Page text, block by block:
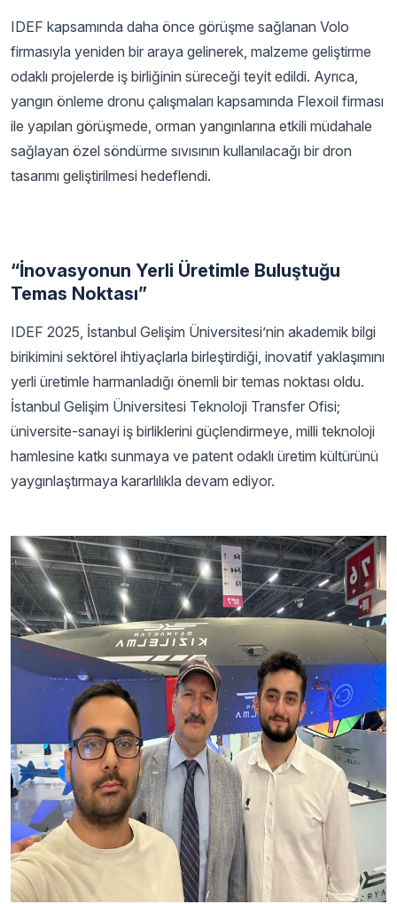
IDEF kapsamında daha önce görüşme sağlanan Volo
firmasıyla yeniden bir araya gelinerek, malzeme geliştirme
odaklı projelerde iş birliğinin süreceği teyit edildi. Ayrıca,
yangın önleme dronu çalışmaları kapsamında Flexoil firması
ile yapılan görüşmede, orman yangınlarına etkili müdahale
sağlayan özel söndürme sıvısının kullanılacağı bir dron
tasarımı geliştirilmesi hedeflendi.
“İnovasyonun Yerli Üretimle Buluştuğu
Temas Noktası”
IDEF 2025, İstanbul Gelişim Üniversitesi’nin akademik bilgi
birikimini sektörel ihtiyaçlarla birleştirdiği, inovatif yaklaşımını
yerli üretimle harmanladığı önemli bir temas noktası oldu.
İstanbul Gelişim Üniversitesi Teknoloji Transfer Ofisi;
üniversite-sanayi iş birliklerini güçlendirmeye, milli teknoloji
hamlesine katkı sunmaya ve patent odaklı üretim kültürünü
yaygınlaştırmaya kararlılıkla devam ediyor.